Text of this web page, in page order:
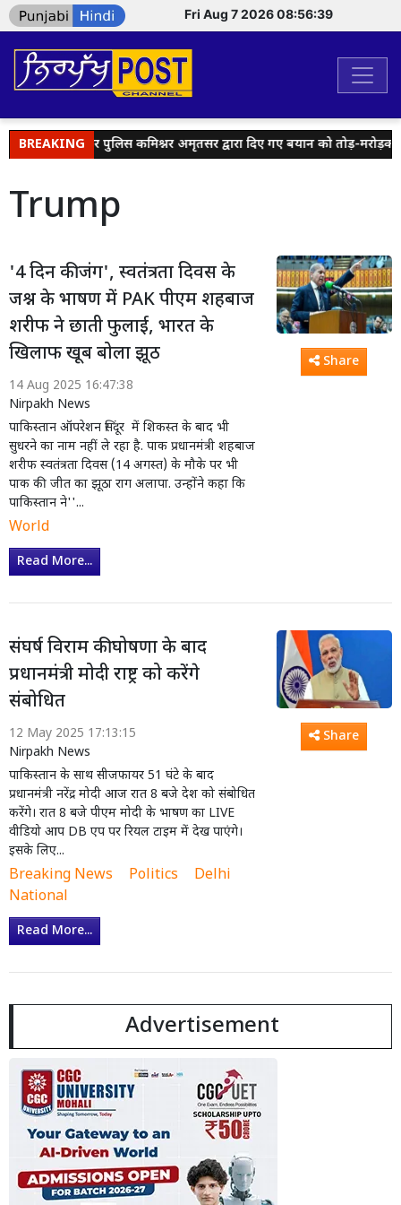
Fri Aug 7 2026 08:56:39
BREAKING
हैंडल्स पर पुलिस कमिश्नर अमृतसर द्वारा दिए गए बयान को तोड़-मरोड़कर
Trump
'4 दिन की जंग', स्वतंत्रता दिवस के
जश्न के भाषण में PAK पीएम शहबाज
शरीफ ने छाती फुलाई, भारत के
खिलाफ खूब बोला झूठ
14 Aug 2025 16:47:38
Nirpakh News
पाकिस्तान ऑपरेशन सिंदूर में शिकस्त के बाद भी
सुधरने का नाम नहीं ले रहा है. पाक प्रधानमंत्री शहबाज
शरीफ स्वतंत्रता दिवस (14 अगस्त) के मौके पर भी
पाक की जीत का झूठा राग अलापा. उन्होंने कहा कि
पाकिस्तान ने''...
World
Read More...
Share
संघर्ष विराम की घोषणा के बाद
प्रधानमंत्री मोदी राष्ट्र को करेंगे
संबोधित
12 May 2025 17:13:15
Nirpakh News
पाकिस्तान के साथ सीजफायर 51 घंटे के बाद
प्रधानमंत्री नरेंद्र मोदी आज रात 8 बजे देश को संबोधित
करेंगे। रात 8 बजे पीएम मोदी के भाषण का LIVE
वीडियो आप DB एप पर रियल टाइम में देख पाएंगे।
इसके लिए...
Breaking News Politics
Delhi
National
Read More...
Share
Advertisement